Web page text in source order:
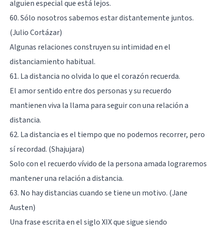
alguien especial que está lejos.
60. Sólo nosotros sabemos estar distantemente juntos.
(Julio Cortázar)
Algunas relaciones construyen su intimidad en el
distanciamiento habitual.
61. La distancia no olvida lo que el corazón recuerda.
El amor sentido entre dos personas y su recuerdo
mantienen viva la llama para seguir con una relación a
distancia.
62. La distancia es el tiempo que no podemos recorrer, pero
sí recordad. (Shajujara)
Solo con el recuerdo vívido de la persona amada lograremos
mantener una relación a distancia.
63. No hay distancias cuando se tiene un motivo. (Jane
Austen)
Una frase escrita en el siglo XIX que sigue siendo